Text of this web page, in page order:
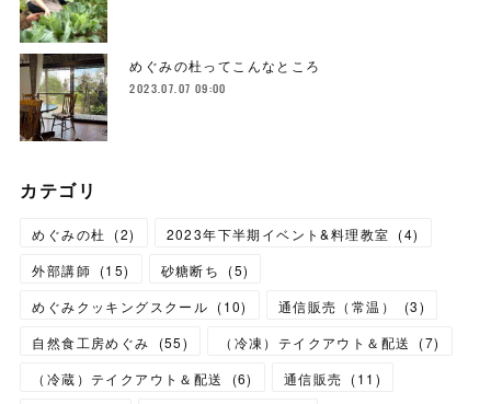
めぐみの杜ってこんなところ
2023.07.07 09:00
カテゴリ
めぐみの杜 (2) 2023年下半期イベント&料理教室 (4)
外部講師 (15) 砂糖断ち (5)
めぐみクッキングスクール (10) 通信販売（常温） (3)
自然食工房めぐみ
(55) （冷凍）テイクアウト＆配送 (7)
（冷蔵）テイクアウト＆配送
(6) 通信販売 (11 )